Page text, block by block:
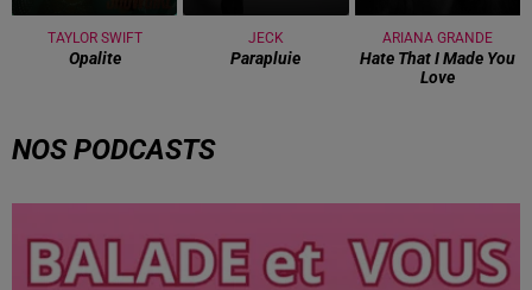
TAYLOR SWIFT
Opalite
JECK
Parapluie
ARIANA GRANDE
Hate That I Made You
Love
NOS PODCASTS